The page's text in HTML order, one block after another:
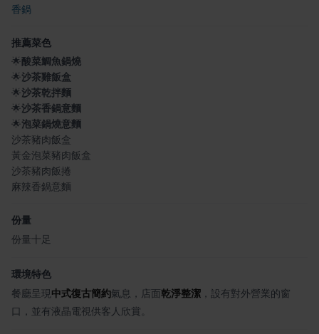
香鍋
推薦菜色
🌟酸菜鯛魚鍋燒
🌟沙茶雞飯盒
🌟沙茶乾拌麵
🌟沙茶香鍋意麵
🌟泡菜鍋燒意麵
沙茶豬肉飯盒
黃金泡菜豬肉飯盒
沙茶豬肉飯捲
麻辣香鍋意麵
份量
份量十足
環境特色
餐廳呈現中式復古簡約氣息，店面乾淨整潔 ，設有對外營業的窗
口，並有液晶電視供客人欣賞。